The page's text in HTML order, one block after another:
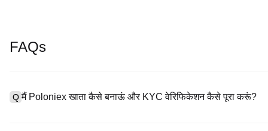
FAQs
Q मैं Poloniex खाता कैसे बनाऊं और KYC वेरिफिकेशन कैसे पूरा करूं?